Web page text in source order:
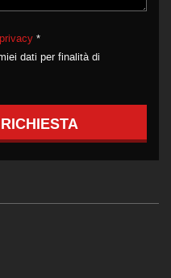
*
dati per finalità di